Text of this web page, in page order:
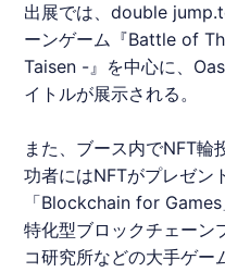
出展では、double
ーンゲーム『Battle of
Taisen -』を中心に、
イトルが展示される。
また、ブース内でNFT輪
功者にはNFTがプレゼン
「Blockchain for
特化型ブロックチェーン
コ研究所などの大手ゲー